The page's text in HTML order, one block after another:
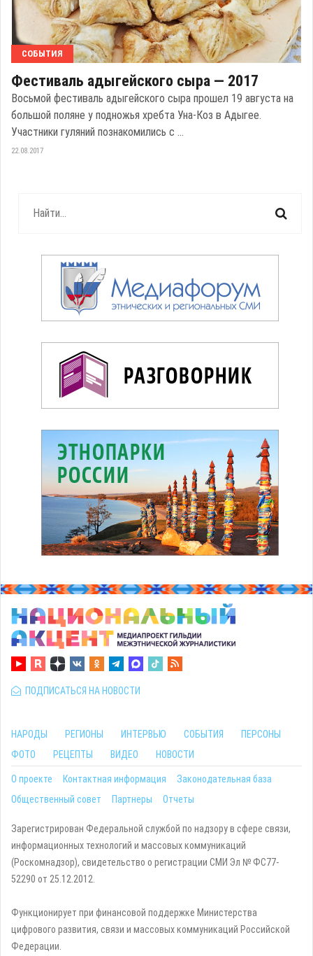
СОБЫТИЯ
Фестиваль адыгейского сыра — 2017
Восьмой фестиваль адыгейского сыра прошел 19 августа на
большой поляне у подножья хребта Уна-Коз в Адыгее.
Участники гуляний познакомились с ...
22.08.2017
ПОДПИСАТЬСЯ НА НОВОСТИ
НАРОДЫ РЕГИОНЫ ИНТЕРВЬЮ СОБЫТИЯ
ПЕРСОНЫ
ФОТО
РЕЦЕПТЫ ВИДЕО НОВОСТИ
О проекте Контактная информация
Законодательная база
Общественный совет
Партнеры Отчеты
Зарегистрирован Федеральной службой по надзору в сфере связи,
информационных технологий и массовых коммуникаций
(Роскомнадзор), свидетельство о регистрации СМИ Эл № ФС77-
52290 от 25.12.2012.
Функционирует при финансовой поддержке Министерства
цифрового развития, связи и массовых коммуникаций Российской
Федерации.